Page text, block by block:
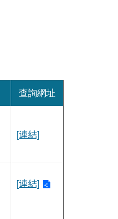
查詢網址
[連結]
[連結]